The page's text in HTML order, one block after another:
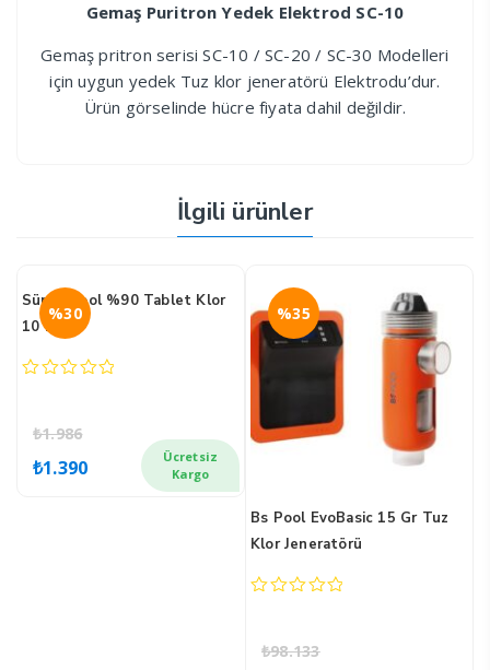
Gemaş Puritron Yedek Elektrod SC-10
Gemaş pritron serisi SC-10 / SC-20 / SC-30 Modelleri
için uygun yedek Tuz klor jeneratörü Elektrodu’dur.
Ürün görselinde hücre fiyata dahil değildir.
İlgili ürünler
Süper Pool %90 Tablet Klor
10 kg
₺1.986
Orijinal
fiyat:
₺1.390Şu
andaki
%30
Ücretsiz
Kargo
Bs Pool EvoBasic 15 Gr Tuz
Klor Jeneratörü
₺98.133
%35